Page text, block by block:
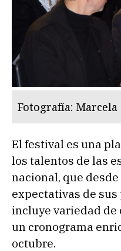
Fotografía: Marcela
El festival es una
los talentos de las
nacional, que
expectativas de sus
incluye variedad de
un cronograma
octubre.